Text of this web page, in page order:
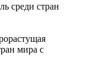
среди стран
мира с